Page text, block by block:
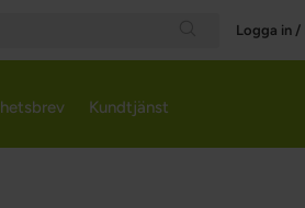
Search
Logga in /
Kundtjänst